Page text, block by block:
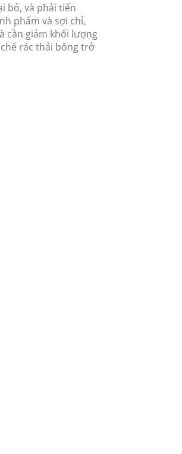
bỏ, và phải tiến
phẩm và sợi chỉ,
cần giảm khối lượng
rác thải bông trở